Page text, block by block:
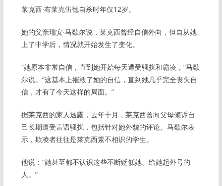
莱克西·布莱克伍德自杀时年仅12岁。
她的父亲瑞安·马歇尔说，莱克西曾经自信外向，但自从她
上了中学后，情况就开始发生了变化。
“她原本非常自信，直到她开始每天遭受骚扰和霸凌，”马歇
尔说。“这基本上摧毁了她的自信，直到她几乎完全丧失自
信，才有了今天这样的局面。”
据莱克西的家人透露，去年十月，莱克西曾向父母倾诉自
己长期遭受言语骚扰，包括针对她外貌的评论。马歇尔表
示，欺凌者往往是莱克西素不相识的学生。
他说：“她甚至都不认识这些不断贬低她、给她起外号的
人。”